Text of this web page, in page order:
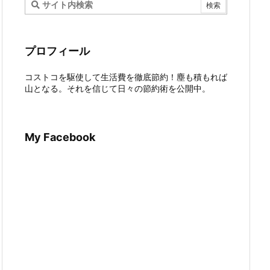
プロフィール
コストコを駆使して生活費を徹底節約！塵も積もれば
山となる。それを信じて日々の節約術を公開中。
My Facebook